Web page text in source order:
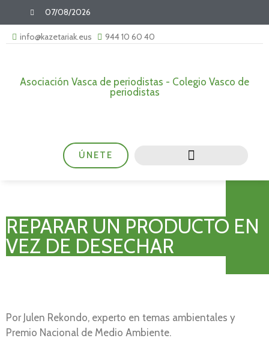
07/08/2026
info@kazetariak.eus 944 10 60 40
Asociación Vasca de periodistas - Colegio Vasco de
periodistas
ÚNETE
REPARAR UN PRODUCTO EN
VEZ DE DESECHAR
Por Julen Rekondo, experto en temas ambientales y
Premio Nacional de Medio Ambiente.